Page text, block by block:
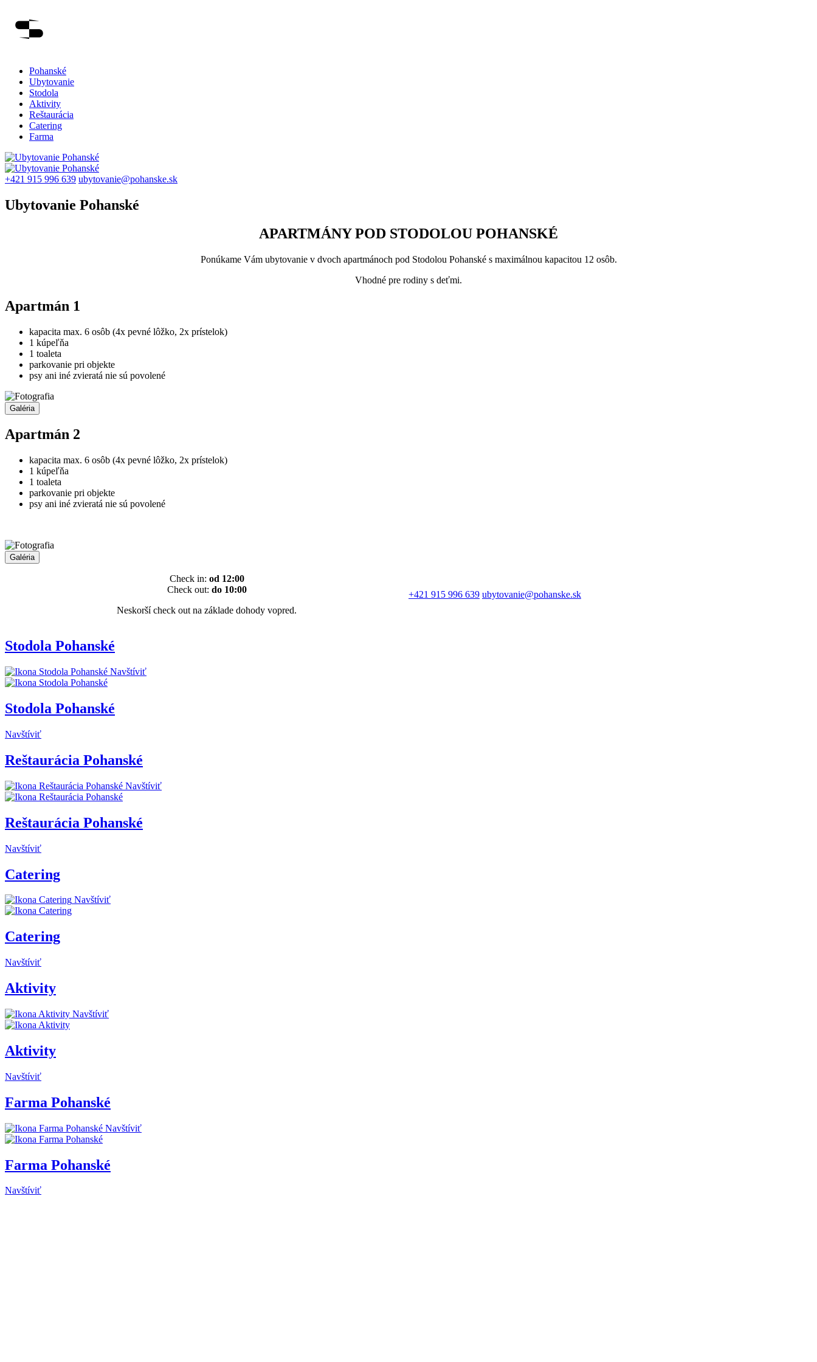
Pohanské
Ubytovanie
Stodola
Aktivity
Reštaurácia
Catering
Farma
Skip
to
content
+421 915 996 639 ubytovanie@pohanske.sk
Ubytovanie Pohanské
APARTMÁNY POD STODOLOU POHANSKÉ
Ponúkame Vám ubytovanie v dvoch apartmánoch pod Stodolou Pohanské s maximálnou kapacitou 12 osôb.
Vhodné pre rodiny s deťmi.
Apartmán 1
kapacita max. 6 osôb (4x pevné lôžko, 2x prístelok)
1 kúpeľňa
1 toaleta
parkovanie pri objekte
psy ani iné zvieratá nie sú povolené
Galéria
Apartmán 2
kapacita max. 6 osôb (4x pevné lôžko, 2x prístelok)
1 kúpeľňa
1 toaleta
parkovanie pri objekte
psy ani iné zvieratá nie sú povolené
Galéria
Check in: od 12:00
Check out: do 10:00
Neskorší check out na základe dohody vopred.
+421 915 996 639 ubytovanie@pohanske.sk
Stodola Pohanské
Navštíviť
Stodola Pohanské
Navštíviť
Reštaurácia Pohanské
Navštíviť
Reštaurácia Pohanské
Navštíviť
Catering
Navštíviť
Catering
Navštíviť
Aktivity
Navštíviť
Aktivity
Navštíviť
Farma Pohanské
Navštíviť
Farma Pohanské
Navštíviť